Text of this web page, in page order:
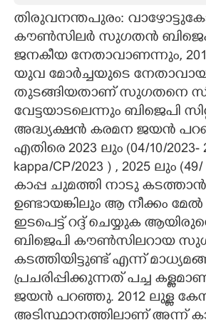
CARTOONS
ZOOM
CONTACT US
തിരുവനന്തപുരം:
കൗണ്‍സിലര്‍ സുഗതന്‍
ജനകീയ നേതാവാണന്നും,
യുവ മോര്‍ച്ചയുടെ
തുടങ്ങിയതാണ് സുഗതനെ സി
വേട്ടയാടലെന്നും ബിജെപി
അദ്ധ്യക്ഷന്‍ കരമന ജയന്‍
എതിരെ 2023 ലും (04/10/2023-
kappa/CP/2023 ) , 2025 ലും (49/
കാപ്പ ചുമത്തി നാടു കടത്താന്‍
ഉണ്ടായങ്കിലും ആ നീക്കം
ഇടപെട്ട് റദ്ദ് ചെയ്യുക
ബിജെപി കൗണ്‍സിലറായ
കടത്തിയിട്ടുണ്ട് എന്ന്
പ്രചരിപ്പിക്കുന്നത് പച്ച
ജയന്‍ പറഞ്ഞു. 2012 ലുള്ള